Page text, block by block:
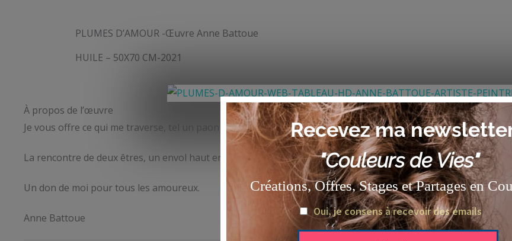
PLUMES D’AMOUR -Œuvre Anne Battoue
HUILE – 50X70 CM-2021
À propos de l’œuvre
Je vous offre ce qui me traverse, tel un paon faisant la roue, qui émerveille et nous rappelle la beauté de la vie.
La rencontre de deux êtres, un envol haut en couleurs et en douceur.
Un don de moi pour tous les amoureux.
Anne Battoue